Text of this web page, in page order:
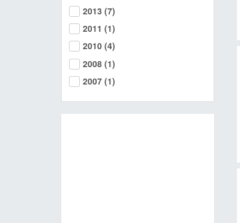
2013 (7)
2011 (1)
2010 (4)
2008 (1)
2007 (1)